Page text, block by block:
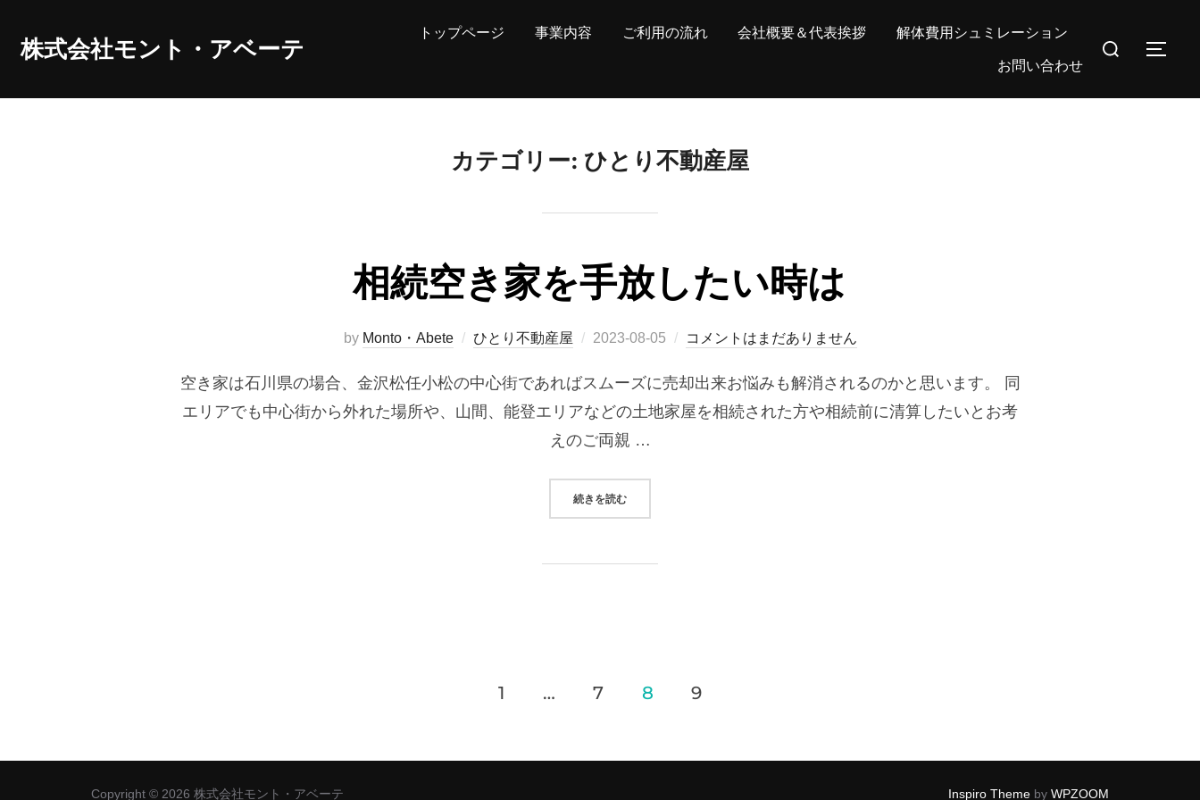
ン
株式会社モント・アベーテ
トップページ 事業内容 ご利用の流れ 会社概要＆代表挨拶
解体費用シュミレーション
お問い合わせ
検
対
サイ
カテゴリー: ひとり不動産屋
相続空き家を手放したい時は
by Monto・Abete ひとり不動産屋
投
日:
2023-08-05 コメントはまだありません
空き家は石川県の場合、金沢松任小松の中心街であればスムーズに売却出来お悩みも解消されるのかと思います。 同
エリアでも中心街から外れた場所や、山間、能登エリアなどの土地家屋を相続された方や相続前に清算したいとお考
えのご両親 …
続きを読む“相続空き家を手放したい時は”
の
1 … 7 8 9
Copyright © 2026 株式会社モント・アベーテ Inspiro Theme by WPZOOM